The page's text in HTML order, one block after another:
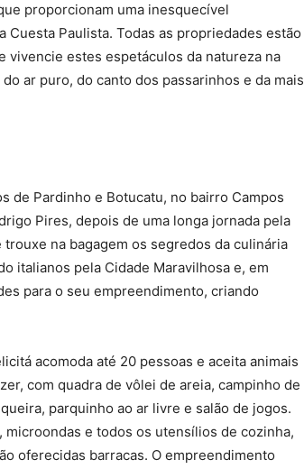
proporcionam uma inesquecível
Paulista. Todas as propriedades estão
vivencie estes espetáculos da natureza na
ar puro, do canto dos passarinhos e da mais
de Pardinho e Botucatu, no bairro Campos
Pires, depois de uma longa jornada pela
na bagagem os segredos da culinária
italianos pela Cidade Maravilhosa e, em
para o seu empreendimento, criando
acomoda até 20 pessoas e aceita animais
com quadra de vôlei de areia, campinho de
parquinho ao ar livre e salão de jogos.
e todos os utensílios de cozinha,
oferecidas barracas. O empreendimento